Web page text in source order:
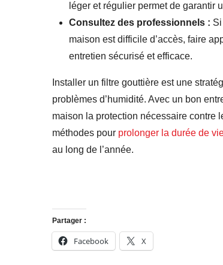
léger et régulier permet de garantir
Consultez des professionnels :
maison est difficile d’accès, faire
entretien sécurisé et efficace.
Installer un filtre gouttière est une
problèmes d’humidité. Avec un bon
maison la protection nécessaire contre
méthodes pour prolonger la durée de
au long de l’année.
Partager :
Facebook X